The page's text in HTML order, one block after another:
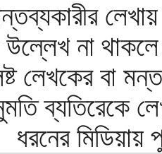
না
লেখকের বা
ব্যতিরেকে
ধরনের মিডিয়ায়